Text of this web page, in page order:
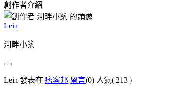
創作者介紹
Lein
河畔小築
Lein 發表在 痞客邦 留言(0) 人氣( 213 )